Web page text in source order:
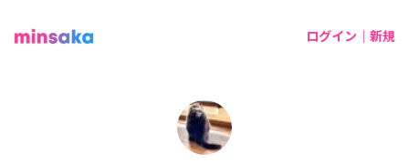
ログイン｜新規